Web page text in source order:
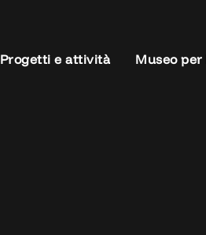
Progetti e attività Museo per